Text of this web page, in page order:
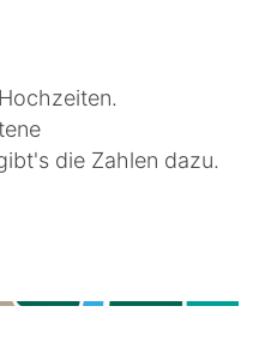
die Zahlen dazu.